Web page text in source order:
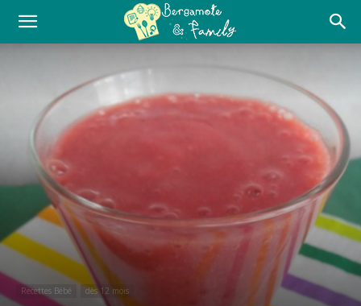
Recettes Bébé dès 12 mois